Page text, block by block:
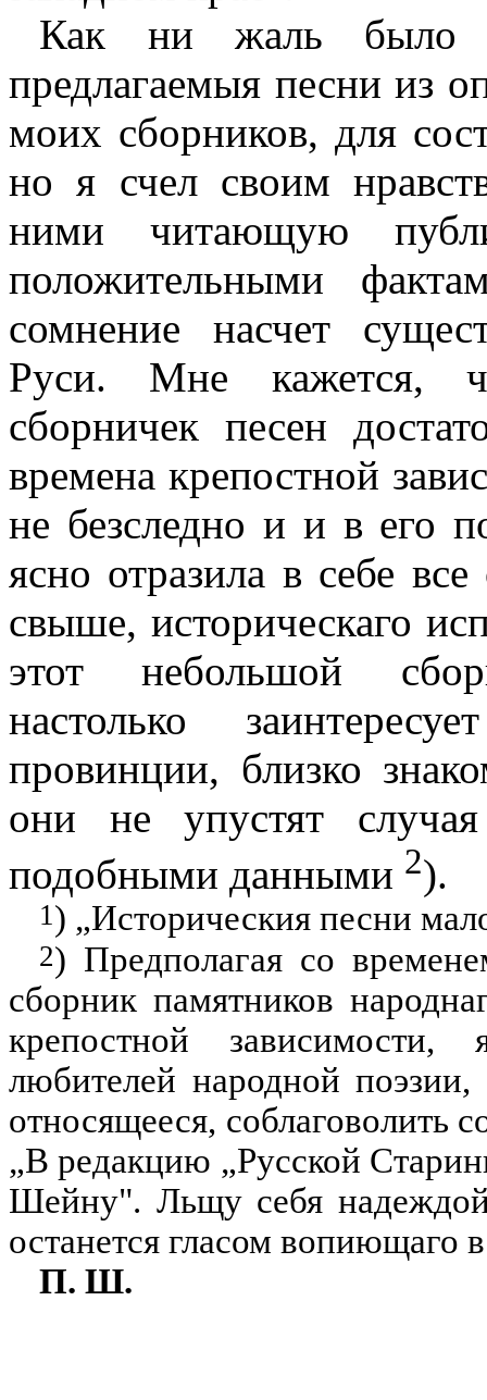
Как ни жаль было
предлагаемыя песни из
моих сборников, для
но я счел своим
ними читающую
положительными
сомнение насчет
Руси. Мне кажется,
сборничек песен
времена крепостной
не безследно и и в его
ясно отразила в себе все
свыше, историческаго
этот небольшой
настолько
провинции, близко
они не упустят
подобными данными 2).
1) „Историческия песни
2) Предполагая со
сборник памятников
крепостной
любителей народной
относящееся,
„В редакцию „Русской
Шейну". Льщу себя
останется гласом вопиющаго
П. Ш.